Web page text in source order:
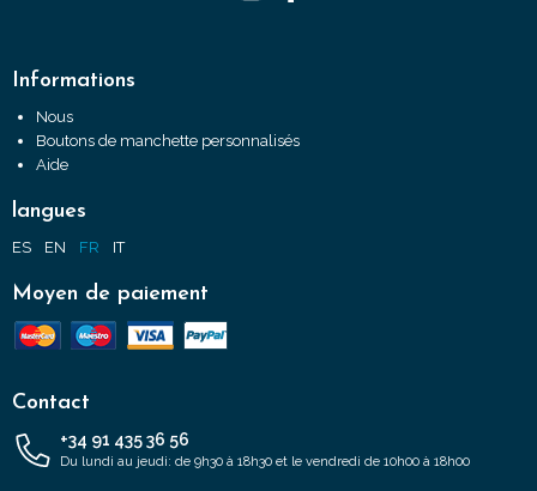
Informations
Nous
Boutons de manchette personnalisés
Aide
langues
ES EN FR IT
Moyen de paiement
Contact
+34 91 435 36 56
Du lundi au jeudi: de 9h30 à 18h30 et le vendredi de 10h00 à 18h00